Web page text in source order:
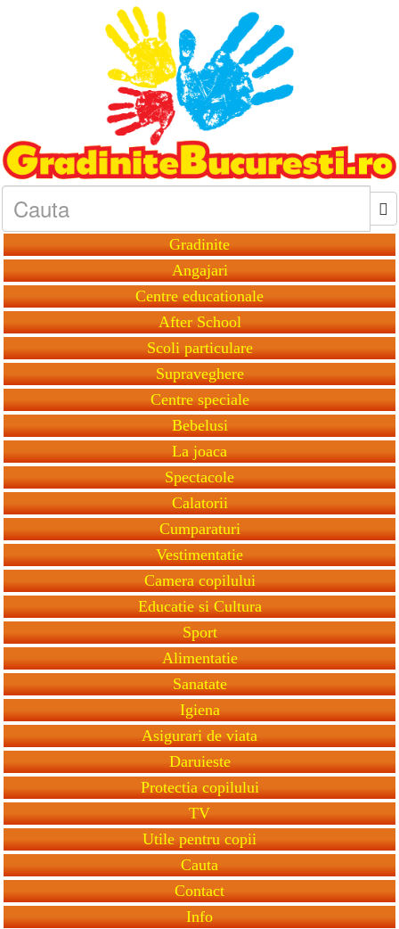
Gradinite
Angajari
Centre educationale
After School
Scoli particulare
Supraveghere
Centre speciale
Bebelusi
La joaca
Spectacole
Calatorii
Cumparaturi
Vestimentatie
Camera copilului
Educatie si Cultura
Sport
Alimentatie
Sanatate
Igiena
Asigurari de viata
Daruieste
Protectia copilului
TV
Utile pentru copii
Cauta
Contact
Info